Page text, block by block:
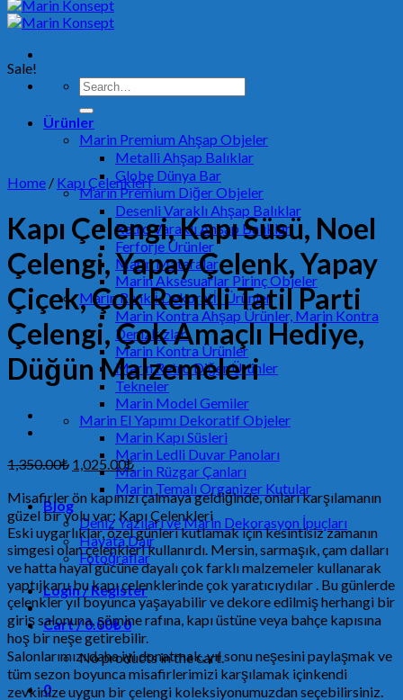
Search
for:
Ürünler
Marin Premium Ahşap Objeler
Metalli Ahşap Balıklar
Globe Dünya Bar
Marin Premium Diğer Objeler
Desenli Varaklı Ahşap Balıklar
Retro Varaklı Ahşap Balıklar
Ferforje Ürünler
Marin Mataralar
Marin Aksesuarlar Pirinç Objeler
Mari̇n Renkli̇ Dekorati̇f Ürünler
Marin Kontra Ahşap Ürünler, Marin Kontra
Denizkızları
Marin Kontra Ürünler
Marin Retro Diğer Ürünler
Tekneler
Marin Model Gemiler
Marin El Yapımı Dekoratif Objeler
Marin Kapı Süsleri
Marin Ledli Duvar Panoları
Marin Rüzgar Çanları
Marin Temalı Organizer Kutular
Blog
Deniz Yazıları ve Marin Dekorasyon İpuçları
Hayata Dair
Fotoğraflar
Login / Register
Cart /0.00₺0
No products in the cart.
0
Sale!
Home / Kapı Çelenkleri
Kapı Çelengi, Kapı Süsü, Noel
Çelengi, Yapay Çelenk, Yapay
Çiçek, Çok Renkli Tatil Parti
Çelengi, Çok Amaçlı Hediye,
Düğün Malzemeleri
1,350.00₺ 1,025.00₺
Misafirler ön kapınızı çalmaya geldiğinde, onları karşılamanın
güzel bir yolu var: Kapı Çelenkleri
Eski uygarlıklar, özel günleri kutlamak için kesintisiz zamanın
simgesi olan çelenkleri kullanırdı. Mersin, sarmaşık, çam dalları
ve hatta hayal gücüne dayalı çok farklı malzemeler kullanarak
yaptıjkaru bu kapı çelenklerinde çok yaratıcıydılar . Bu günlerde
çelenkler yıl boyunca yaşayabilir ve dekore edilmiş herhangi bir
giriş salonuna, şömine rafına, kapı üstüne veya bahçe kapısına
hoş bir neşe getirebilir.
Salonlarımızı daha iyi donatmak, yıl sonu neşesini paylaşmak ve
tüm sezon boyunca misafirlerimizi karşılamak içinkendi
zevkinize uygun bir çelengi koleksiyonumuzdan seçebilirsiniz.